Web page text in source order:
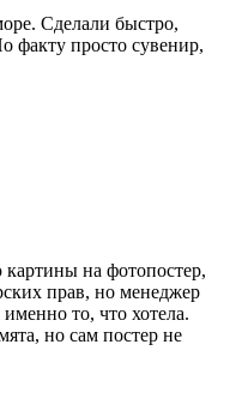
Сделали быстро,
факту просто сувенир,
на фотопостер,
прав, но менеджер
то, что хотела.
но сам постер не